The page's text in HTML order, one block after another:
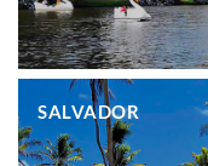
SALVADOR